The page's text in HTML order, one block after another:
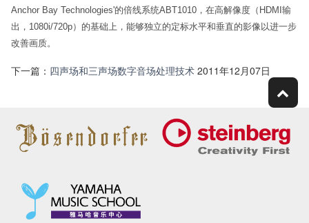
Anchor Bay Technologies'的倍线系统ABT1010，在高解像度（HDMI输
出，1080i/720p）的基础上，能够独立的定标水平和垂直的影像以进一步
改善画质。
下一篇： 四声场和三声场数字音场处理技术 2011年12月07日